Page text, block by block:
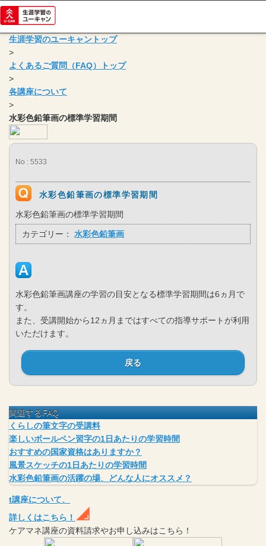
生涯学習のユーキャントップ
>
よくあるご質問（FAQ）トップ
>
各講座について
>
水彩色鉛筆画の標準学習期間
No : 5533
水彩色鉛筆画の標準学習期間
水彩色鉛筆画の標準学習期間
カテゴリー： 水彩色鉛筆画
水彩色鉛筆画講座の学習の目安となる標準学習期間は6ヵ月で
す。
また、受講開始から12ヵ月まではすべての指導サポートが利用
いただけます。
戻る
関連するFAQ
くらしの筆文字の受講料
楽しいボールペン習字の1日あたりの学習時間
おすすめの国家資格はありますか？
風景スケッチの1日あたりの学習時間
水彩色鉛筆画の活躍の場、どんな人にオススメ？
t講座について、
詳しくはこちら！
ケアマネ講座の資料請求やお申し込みはこちら！